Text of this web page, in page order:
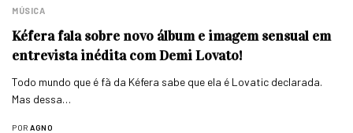
MÚSICA
Kéfera fala sobre novo álbum e imagem sensual em
entrevista inédita com Demi Lovato!
Todo mundo que é fã da Kéfera sabe que ela é Lovatic declarada.
Mas dessa…
POR AGNO